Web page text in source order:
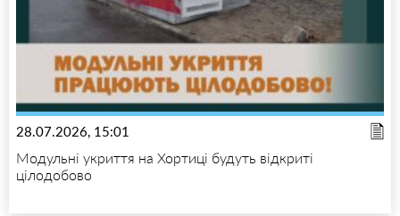
28.07.2026, 15:01
Модульні укриття на Хортиці будуть відкриті
цілодобово